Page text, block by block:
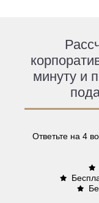
минуту и
Ответьте на 4